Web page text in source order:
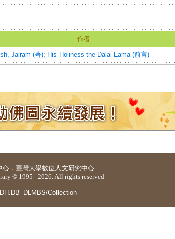
作者
Jairam (著); His Holiness the Dalai Lama (前言)
心 ． 臺灣大學數位人文研究中心
© 1995 - 2026. All rights reserved
Collection